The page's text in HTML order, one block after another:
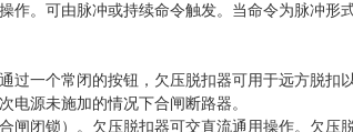
作。可由脉冲或持续命令触发。当命令为脉冲形
过一个常闭的按钮，欠压脱扣器可用于远方脱扣以
电源未施加的情况下合闸断路器。
闸闭锁）。欠压脱扣器可交直流通用操作。欠